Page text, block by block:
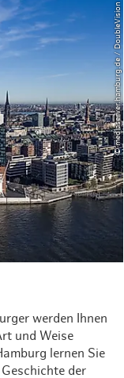
© mediaserver.hamburg.de / DoubleVision
werden Ihnen
und Weise
lernen Sie
der